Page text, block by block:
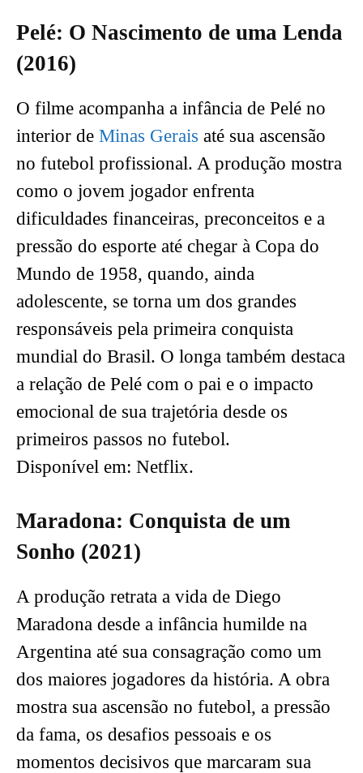
Pelé: O Nascimento de uma Lenda
(2016)
O filme acompanha a infância de Pelé no
interior de Minas Gerais até sua ascensão
no futebol profissional. A produção mostra
como o jovem jogador enfrenta
dificuldades financeiras, preconceitos e a
pressão do esporte até chegar à Copa do
Mundo de 1958, quando, ainda
adolescente, se torna um dos grandes
responsáveis pela primeira conquista
mundial do Brasil. O longa também destaca
a relação de Pelé com o pai e o impacto
emocional de sua trajetória desde os
primeiros passos no futebol.
Disponível em: Netflix.
Maradona: Conquista de um
Sonho (2021)
A produção retrata a vida de Diego
Maradona desde a infância humilde na
Argentina até sua consagração como um
dos maiores jogadores da história. A obra
mostra sua ascensão no futebol, a pressão
da fama, os desafios pessoais e os
momentos decisivos que marcaram sua